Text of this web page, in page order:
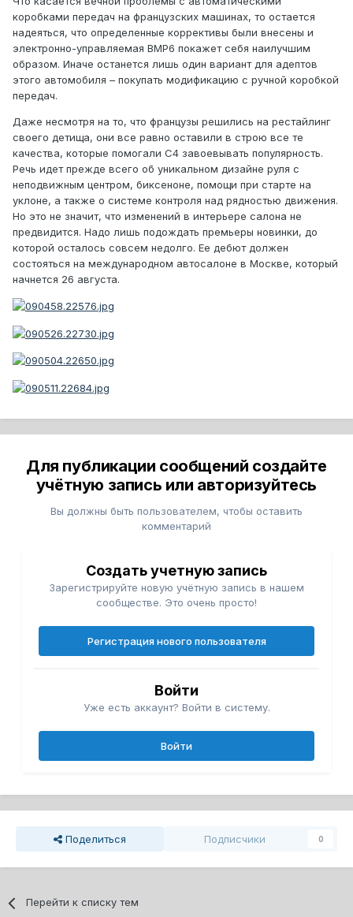
коробками передач на французских машинах, то остается
надеяться, что определенные коррективы были внесены и
электронно-управляемая BMP6 покажет себя наилучшим
образом. Иначе останется лишь один вариант для адептов
этого автомобиля – покупать модификацию с ручной коробкой
передач.
Даже несмотря на то, что французы решились на рестайлинг
своего детища, они все равно оставили в строю все те
качества, которые помогали С4 завоевывать популярность.
Речь идет прежде всего об уникальном дизайне руля с
неподвижным центром, биксеноне, помощи при старте на
уклоне, а также о системе контроля над рядностью движения.
Но это не значит, что изменений в интерьере салона не
предвидится. Надо лишь подождать премьеры новинки, до
которой осталось совсем недолго. Ее дебют должен
состояться на международном автосалоне в Москве, который
начнется 26 августа.
Для публикации сообщений создайте
учётную запись или авторизуйтесь
Вы должны быть пользователем, чтобы оставить
комментарий
Создать учетную запись
Зарегистрируйте новую учётную запись в нашем
сообществе. Это очень просто!
Регистрация нового пользователя
Войти
Уже есть аккаунт? Войти в систему.
Войти
Поделиться Подписчики 0
Перейти к списку тем